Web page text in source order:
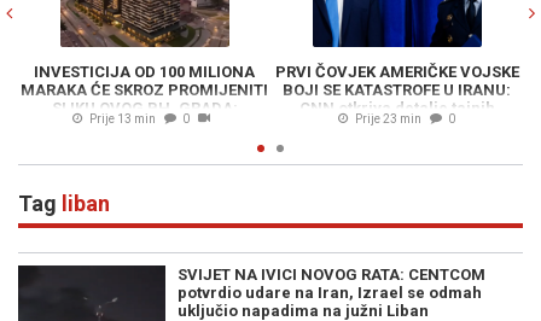
OD 100 MILIONA
ĆE SKROZ PROMIJENITI
OVOG BH. GRADA:
kako će izgledati
(FOTO/VIDEO)
Prije 13 min 0
PRVI ČOVJEK AMERIČKE VOJSKE
BOJI SE KATASTROFE U IRANU:
CNN otkriva detalje tajnih
razgovora u vrhu američke
administracije
Prije 23 min 0
"NIJE ME
srbijanska
skuplja
Tag liban
SVIJET NA IVICI NOVOG RATA: CENTCOM
potvrdio udare na Iran, Izrael se odmah
uključio napadima na južni Liban